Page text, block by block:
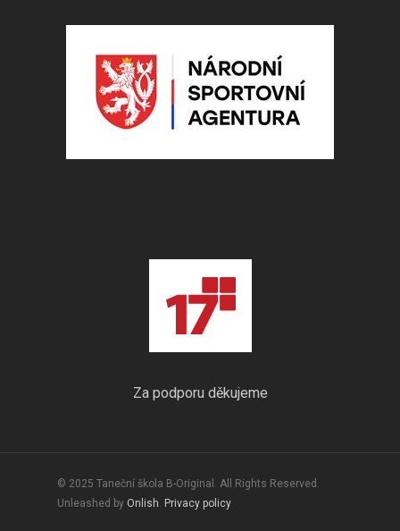
Za podporu děkujeme
© 2025 Taneční škola B-Original. All Rights Reserved.
Unleashed by Onlish. Privacy policy